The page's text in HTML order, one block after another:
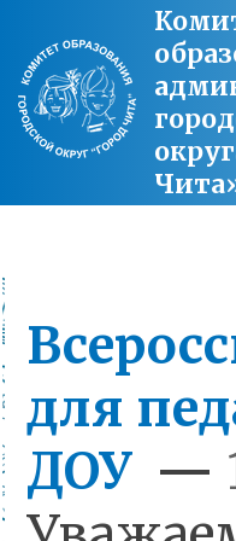
для
ДОУ —